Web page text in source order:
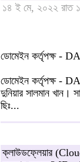
১৪ ই মে, ২০২২ রাত
ডোমেইন কর্তৃপক্ষ -
ডোমেইন কর্তৃপক্ষ -
দুনিয়ার সালমান খান।
ছিঃ...
ক্লাউডফ্লেয়ার